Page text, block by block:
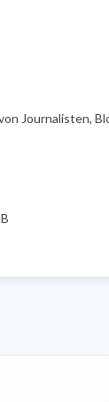
Journalisten,